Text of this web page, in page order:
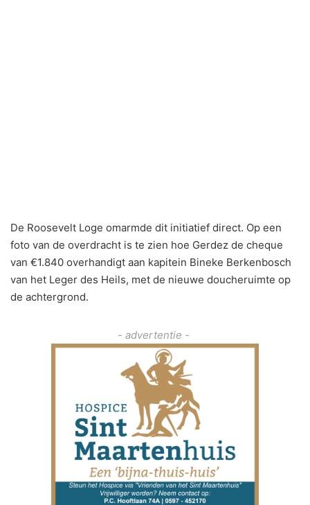
De Roosevelt Loge omarmde dit initiatief direct. Op een
foto van de overdracht is te zien hoe Gerdez de cheque
van €1.840 overhandigt aan kapitein Bineke Berkenbosch
van het Leger des Heils, met de nieuwe doucheruimte op
de achtergrond.
- advertentie -